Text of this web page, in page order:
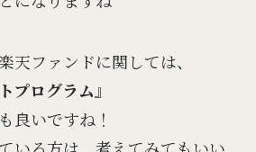
天ファンドに関しては、
プログラム 』
良いですね！